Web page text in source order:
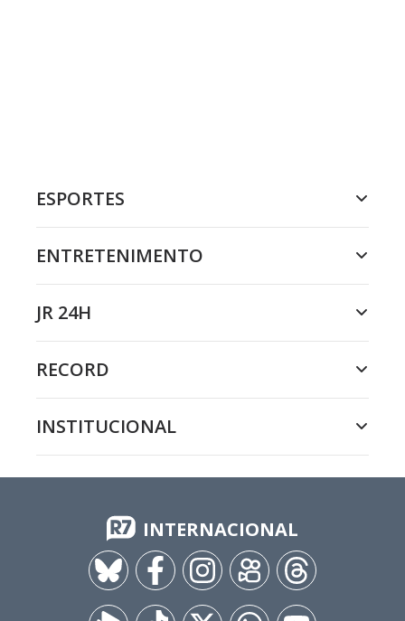
ESPORTES
ENTRETENIMENTO
JR 24H
RECORD
INSTITUCIONAL
INTERNACIONAL